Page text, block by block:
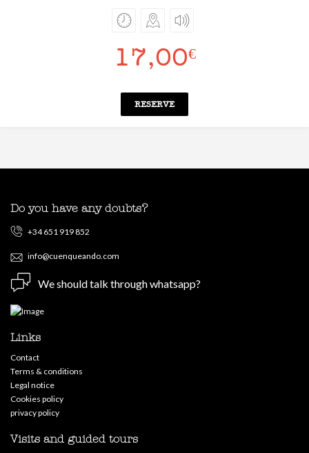
17,00€
RESERVE
Do you have any doubts?
+34 651 919 852
info@cuenqueando.com
We should talk through whatsapp?
Links
Contact
Terms & conditions
Legal notice
Cookies policy
privacy policy
Visits and guided tours